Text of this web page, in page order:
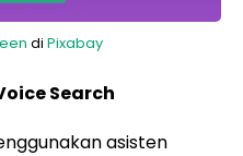
di Pixabay
Search
asisten